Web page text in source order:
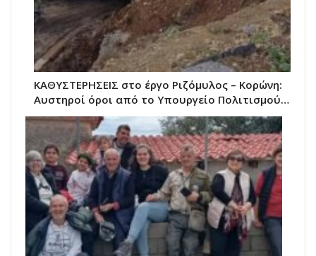
ΚΑΘΥΣΤΕΡΗΣΕΙΣ στο έργο Ριζόμυλος – Κορώνη:
Αυστηροί όροι από το Υπουργείο Πολιτισμού…